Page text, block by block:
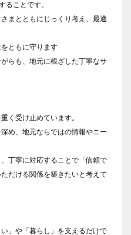
ることです。
まとともにじっくり考え、最適
ともに守ります
らも、地元に根ざした丁寧なサ
く受け止めています。
め、地元ならではの情報やニー
丁寧に対応することで「信頼で
だける関係を築きたいと考えて
」や「暮らし」を支えるだけで